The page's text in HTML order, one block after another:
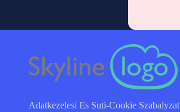
Adatkezelesi Es Suti-Cookie Szabalyzat